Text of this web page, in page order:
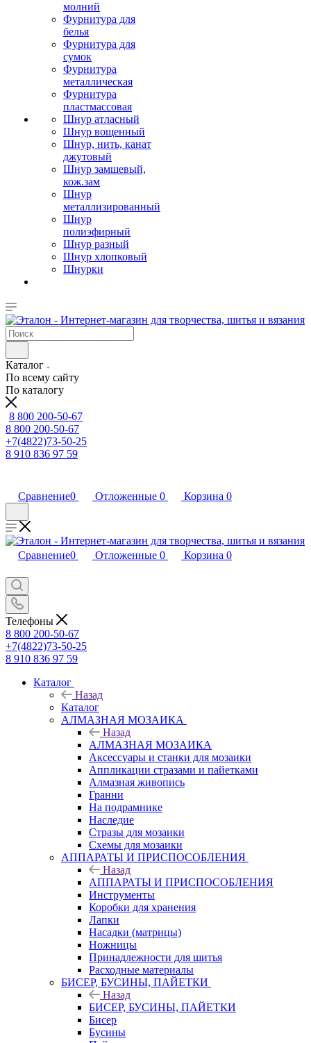
молний
Фурнитура для
белья
Фурнитура для
сумок
Фурнитура
металлическая
Фурнитура
пластмассовая
Шнур атласный
Шнур вощенный
Шнур, нить, канат
джутовый
Шнур замшевый,
кож.зам
Шнур
металлизированный
Шнур
полиэфирный
Шнур разный
Шнур хлопковый
Шнурки
Каталог
По всему сайту
По каталогу
8 800 200-50-67
8 800 200-50-67
+7(4822)73-50-25
8 910 836 97 59
Сравнение0 Отложенные 0 Корзина 0
Сравнение0 Отложенные 0 Корзина 0
Телефоны
8 800 200-50-67
+7(4822)73-50-25
8 910 836 97 59
Каталог
Назад
Каталог
АЛМАЗНАЯ МОЗАИКА
Назад
АЛМАЗНАЯ МОЗАИКА
Аксессуары и станки для мозаики
Аппликации стразами и пайетками
Алмазная живопись
Гранни
На подрамнике
Наследие
Стразы для мозаики
Схемы для мозаики
АППАРАТЫ И ПРИСПОСОБЛЕНИЯ
Назад
АППАРАТЫ И ПРИСПОСОБЛЕНИЯ
Инструменты
Коробки для хранения
Лапки
Насадки (матрицы)
Ножницы
Принадлежности для шитья
Расходные материалы
БИСЕР, БУСИНЫ, ПАЙЕТКИ
Назад
БИСЕР, БУСИНЫ, ПАЙЕТКИ
Бисер
Бусины